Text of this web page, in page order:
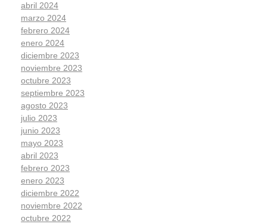
abril 2024
marzo 2024
febrero 2024
enero 2024
diciembre 2023
noviembre 2023
octubre 2023
septiembre 2023
agosto 2023
julio 2023
junio 2023
mayo 2023
abril 2023
febrero 2023
enero 2023
diciembre 2022
noviembre 2022
octubre 2022